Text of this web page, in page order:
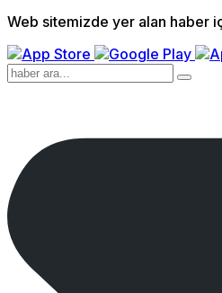
Web sitemizde yer alan haber